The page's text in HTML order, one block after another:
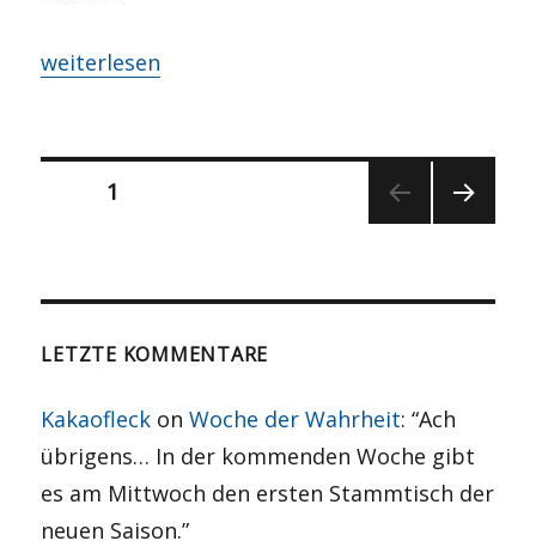
„Gedanken zu Geschichte, Gelenkbussen und
weiterlesen
Seitennummerierung
Beiträge
1
LETZTE KOMMENTARE
Kakaofleck onWoche der Wahrheit: “Ach
übrigens… In der kommenden Woche gibt
es am Mittwoch den ersten Stammtisch der
neuen Saison.”